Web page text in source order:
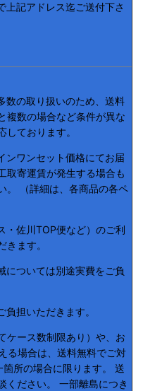
記アドレス迄ご送付下さ
数の取り扱いのため、送料
複数の場合など条件が異な
ております。
ンワンセット価格にてお届
取寄運賃が発生する場合も
。 （詳細は、各商品の各ペ
・佐川TOP便など）のご利
ます。
ついては別途実費をご負
担いただきます。
ケース数制限あり）や、お
る場合は、送料無料でご対
所の場合に限ります。 送
ください。 一部離島につき